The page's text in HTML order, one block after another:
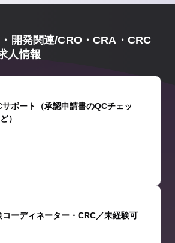
開発関連/CRO・CRA・CRC
人情報
ポート（承認申請書のQCチェッ
）
ーディネーター・CRC／未経験可